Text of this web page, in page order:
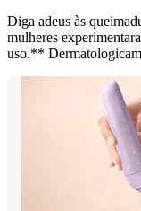
Diga adeus às
mulheres
uso.**